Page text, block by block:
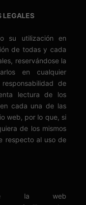
LEGALES
su utilización en
de todas y cada
reservándose la
en cualquier
de
lectura de los
cada una de las
web, por lo que, si
de los mismos
respecto al uso de
la web